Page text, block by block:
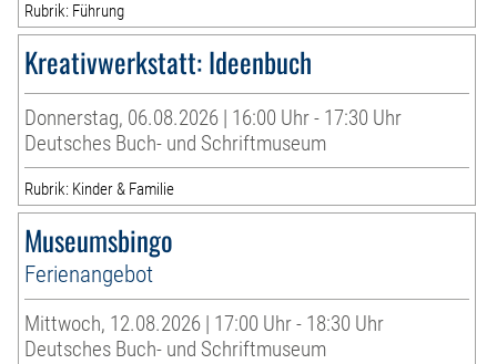
Rubrik: Führung
Kreativwerkstatt: Ideenbuch
Donnerstag, 06.08.2026 | 16:00 Uhr - 17:30 Uhr
Deutsches Buch- und Schriftmuseum
Rubrik: Kinder & Familie
Museumsbingo
Ferienangebot
Mittwoch, 12.08.2026 | 17:00 Uhr - 18:30 Uhr
Deutsches Buch- und Schriftmuseum